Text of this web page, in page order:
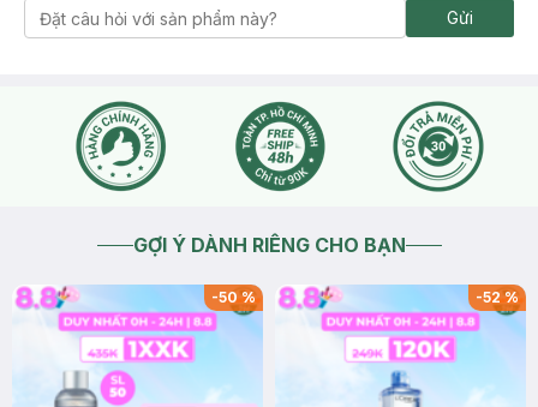
Gửi
GỢI Ý DÀNH RIÊNG CHO BẠN
-50% -52%